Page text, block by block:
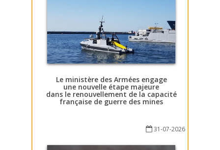
Le ministère des Armées engage
une nouvelle étape majeure
dans le renouvellement de la capacité
française de guerre des mines
31-07-2026